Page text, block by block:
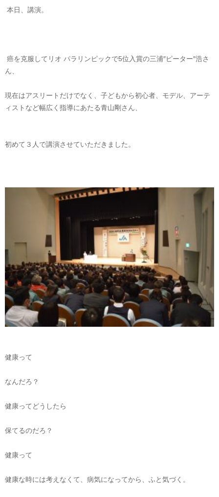
本日、講演。
癌を克服してリオ パラリンピックで5位入賞の三浦″ピーター″浩さ
ん、
現在はアスリートだけでなく、子どもから初心者、モデル、アーテ
ィストなど幅広く指導にあたる青山剛さん、
初めて３人で講演させていただきました。
健康って
なんだろ？
健康ってどうしたら
保てるのだろ？
健康って
健康な時には考えなくて、病気になってから、ふと気づく。